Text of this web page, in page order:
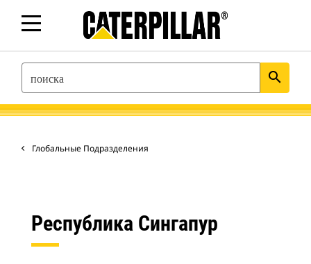
SEARCH search
Глобальные Подразделения
Республика Сингапур